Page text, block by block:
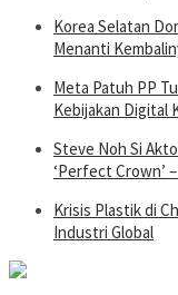
Korea Selatan
Menanti
Meta Patuh PP
Kebijakan Digital
Steve Noh Si
‘Perfect Crown’
Krisis Plastik di
Industri Global